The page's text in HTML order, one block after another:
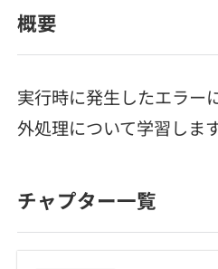
イベント・セミナー
インタビュー
問題集
ナレッジ
SQL
メディア
Tech Team Journal
note
paizaとは？
概要
実行時に発生したエラー
外処理について学習します
チャプター一覧